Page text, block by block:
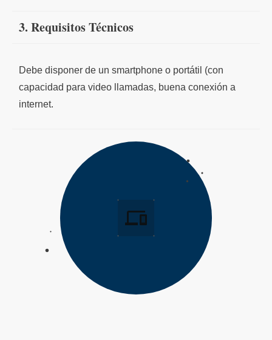
3. Requisitos Técnicos
Debe disponer de un smartphone o portátil (con
capacidad para video llamadas, buena conexión a
internet.